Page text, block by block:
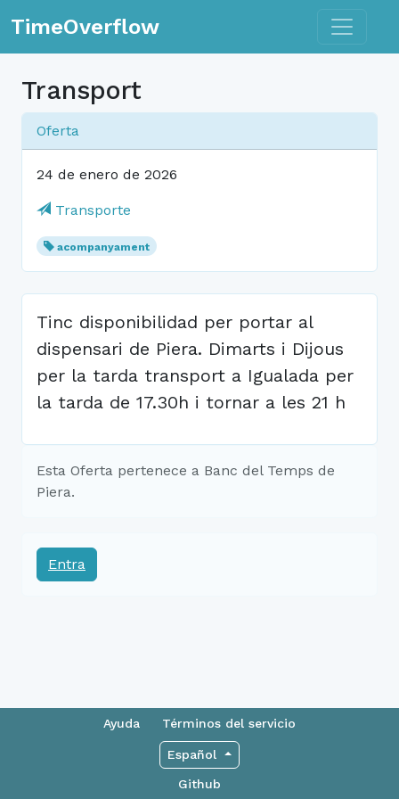
TimeOverflow Toggle
Transport
Oferta
24 de enero de 2026
Transporte
acompanyament
Tinc disponibilidad per portar al
dispensari de Piera. Dimarts i Dijous
per la tarda transport a Igualada per
la tarda de 17.30h i tornar a les 21 h
Esta Oferta pertenece a Banc del Temps de
Piera.
Entra
Ayuda Términos del servicio
Español
Github